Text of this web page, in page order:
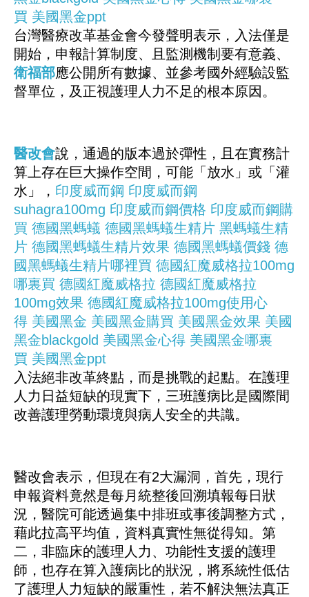
買 美國黑金ppt
台灣醫療改革基金會今發聲明表示，入法僅是
開始，申報計算制度、且監測機制要有意義、
衛福部應公開所有數據、並參考國外經驗設監
督單位，及正視護理人力不足的根本原因。
醫改會說，通過的版本過於彈性，且在實務計
算上存在巨大操作空間，可能「放水」或「灌
水」， 印度威而鋼 印度威而鋼
suhagra100mg 印度威而鋼價格 印度威而鋼購
買 德國黑螞蟻 德國黑螞蟻生精片 黑螞蟻生精
片 德國黑螞蟻生精片效果 德國黑螞蟻價錢 德
國黑螞蟻生精片哪裡買 德國紅魔威格拉100mg
哪裏買 德國紅魔威格拉 德國紅魔威格拉
100mg效果 德國紅魔威格拉100mg使用心
得 美國黑金 美國黑金購買 美國黑金效果 美國
黑金blackgold 美國黑金心得 美國黑金哪裏
買 美國黑金ppt
入法絕非改革終點，而是挑戰的起點。在護理
人力日益短缺的現實下，三班護病比是國際間
改善護理勞動環境與病人安全的共識。
醫改會表示，但現在有2大漏洞，首先，現行
申報資料竟然是每月統整後回溯填報每日狀
況，醫院可能透過集中排班或事後調整方式，
藉此拉高平均值，資料真實性無從得知。第
二，非臨床的護理人力、功能性支援的護理
師，也存在算入護病比的狀況，將系統性低估
了護理人力短缺的嚴重性，若不解決無法真正